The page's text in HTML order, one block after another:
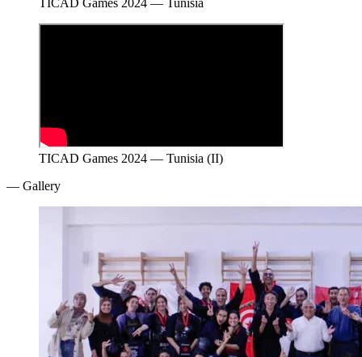
TICAD Games 2024 — Tunisia
TICAD Games 2024 — Tunisia (II)
— Gallery